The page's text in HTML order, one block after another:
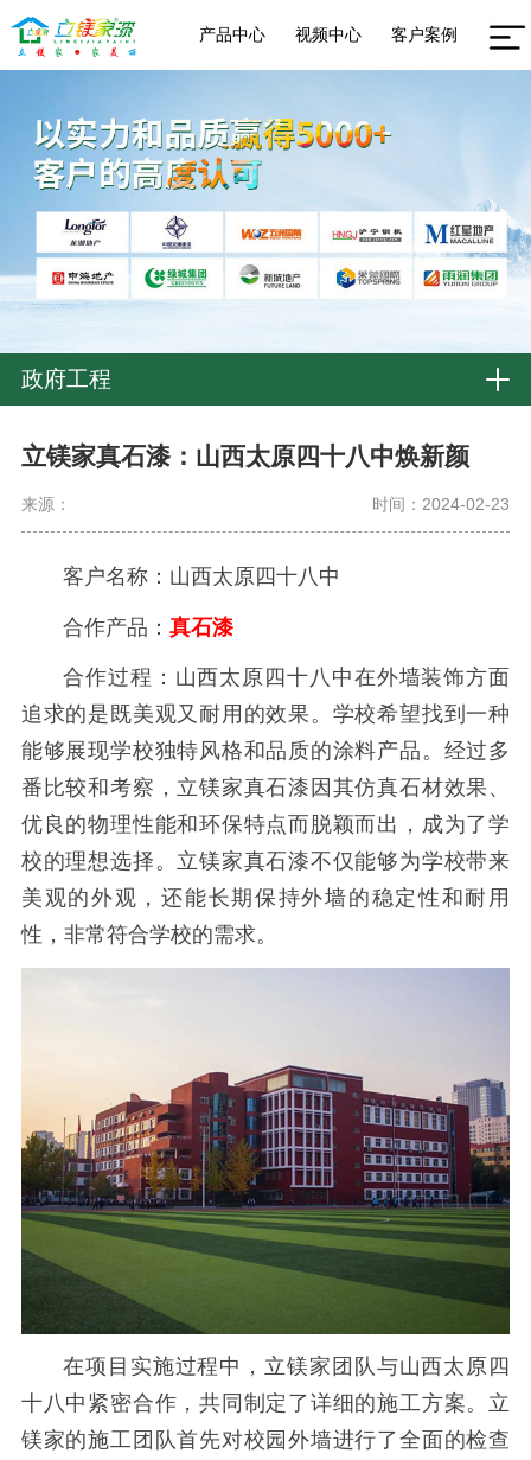
产品中心 视频中心 客户案例
政府工程
立镁家真石漆：山西太原四十八中焕新颜
来源： 时间：2024-02-23
客户名称：山西太原四十八中
合作产品：真石漆
合作过程：山西太原四十八中在外墙装饰方面
追求的是既美观又耐用的效果。学校希望找到一种
能够展现学校独特风格和品质的涂料产品。经过多
番比较和考察，立镁家真石漆因其仿真石材效果、
优良的物理性能和环保特点而脱颖而出，成为了学
校的理想选择。立镁家真石漆不仅能够为学校带来
美观的外观，还能长期保持外墙的稳定性和耐用
性，非常符合学校的需求。
在项目实施过程中，立镁家团队与山西太原四
十八中紧密合作，共同制定了详细的施工方案。立
镁家的施工团队首先对校园外墙进行了全面的检查